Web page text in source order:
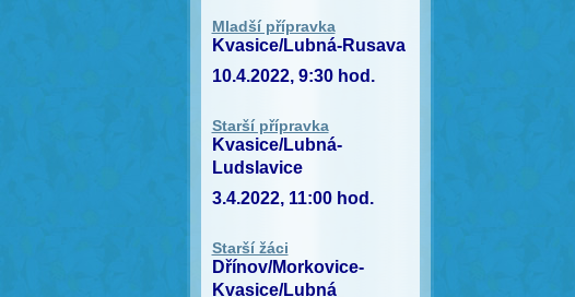
Mladší přípravka
Kvasice/Lubná-Rusava
10.4.2022, 9:30 hod.
Starší přípravka
Kvasice/Lubná-
Ludslavice
3.4.2022, 11:00 hod.
Starší žáci
Dřínov/Morkovice-
Kvasice/Lubná